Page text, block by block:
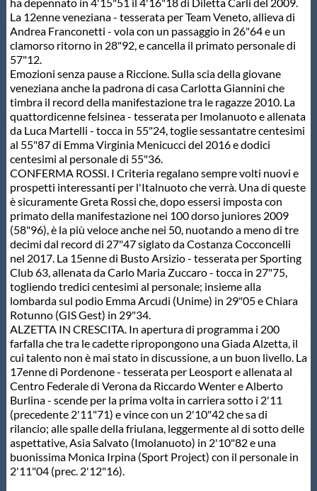
La 12enne veneziana - tesserata per Team Veneto, allieva di
Andrea Franconetti - vola con un passaggio in 26"64 e un
clamorso ritorno in 28"92, e cancella il primato personale di
57"12.
Emozioni senza pause a Riccione. Sulla scia della giovane
veneziana anche la padrona di casa Carlotta Giannini che
timbra il record della manifestazione tra le ragazze 2010. La
quattordicenne felsinea - tesserata per Imolanuoto e allenata
da Luca Martelli - tocca in 55"24, toglie sessantatre centesimi
al 55"87 di Emma Virginia Menicucci del 2016 e dodici
centesimi al personale di 55"36.
CONFERMA ROSSI. I Criteria regalano sempre volti nuovi e
prospetti interessanti per l'Italnuoto che verrà. Una di queste
è sicuramente Greta Rossi che, dopo essersi imposta con
primato della manifestazione nei 100 dorso juniores 2009
(58"96), è la più veloce anche nei 50, nuotando a meno di tre
decimi dal record di 27"47 siglato da Costanza Cocconcelli
nel 2017. La 15enne di Busto Arsizio - tesserata per Sporting
Club 63, allenata da Carlo Maria Zuccaro - tocca in 27"75,
togliendo tredici centesimi al personale; insieme alla
lombarda sul podio Emma Arcudi (Unime) in 29"05 e Chiara
Rotunno (GIS Gest) in 29"34.
ALZETTA IN CRESCITA. In apertura di programma i 200
farfalla che tra le cadette ripropongono una Giada Alzetta, il
cui talento non è mai stato in discussione, a un buon livello. La
17enne di Pordenone - tesserata per Leosport e allenata al
Centro Federale di Verona da Riccardo Wenter e Alberto
Burlina - scende per la prima volta in carriera sotto i 2'11
(precedente 2'11"71) e vince con un 2'10"42 che sa di
rilancio; alle spalle della friulana, leggermente al di sotto delle
aspettative, Asia Salvato (Imolanuoto) in 2'10"82 e una
buonissima Monica Irpina (Sport Project) con il personale in
2'11"04 (prec. 2'12"16).